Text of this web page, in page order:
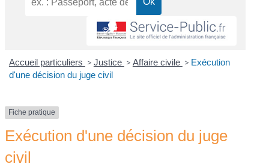
Accueil particuliers > Justice > Affaire civile > Exécution
d'une décision du juge civil
Fiche pratique
Exécution d'une décision du juge
civil